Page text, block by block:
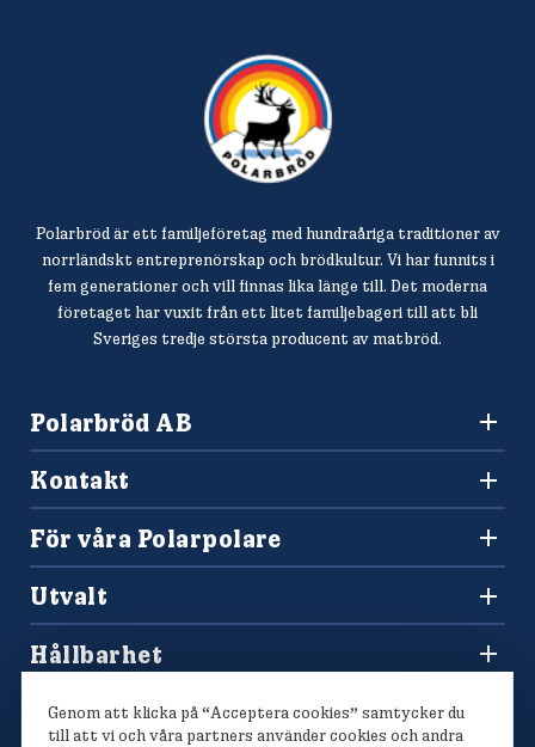
Polarbröd är ett familjeföretag med hundraåriga traditioner av
norrländskt entreprenörskap och brödkultur. Vi har funnits i
fem generationer och vill finnas lika länge till. Det moderna
företaget har vuxit från ett litet familjebageri till att bli
Sveriges tredje största producent av matbröd.
Polarbröd AB
010-450 60 00
info@polarbrod.se
Kontakt
Frågor och svar
Press och nyhetsrum
Sponsring
För våra Polarpolare
Tävlingar
Hitta din Polarklämma
Utvalt
Lediga jobb
Våra bröd
Hållbarhet
Polarmetoden
Genom att klicka på “Acceptera cookies” samtycker du
till att vi och våra partners använder cookies och andra